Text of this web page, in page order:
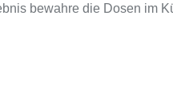
bewahre die Dosen im